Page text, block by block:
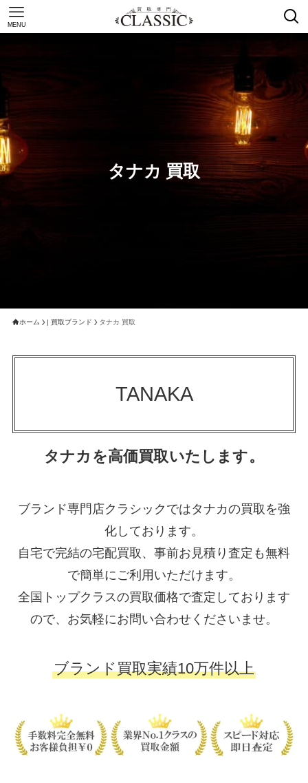
MENU
タナカ 買取
ホーム | 買取ブランド タナカ 買取
TANAKA
タナカを高価買取いたします。
ブランド専門店クラシックではタナカの買取を強
化しております。
自宅で完結の宅配買取、事前お見積り査定も無料
で簡単にご利用いただけます。
全国トップクラスの買取価格で査定しております
ので、お気軽にお問い合わせくださいませ。
ブランド買取実績10万件以上